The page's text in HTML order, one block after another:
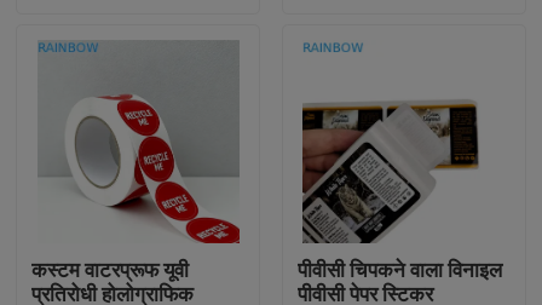
प्लास्टिक पाउच पैकेजिंग
स्नैक बैग पैकेजिंग
टोंटी थैली पैकेजिंग
कस्टम वाटरप्रूफ यूवी
प्रतिरोधी होलोग्राफिक
पीवीसी चिपकने वाला विनाइल
पीवीसी पेपर स्टिकर